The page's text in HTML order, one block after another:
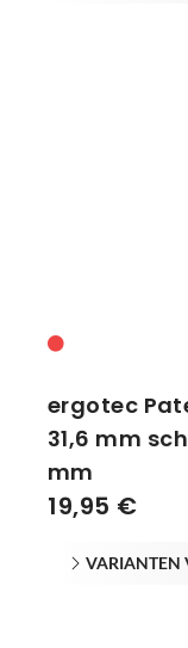
ergotec
31,6 mm
mm
19,95 €
VARIANTEN